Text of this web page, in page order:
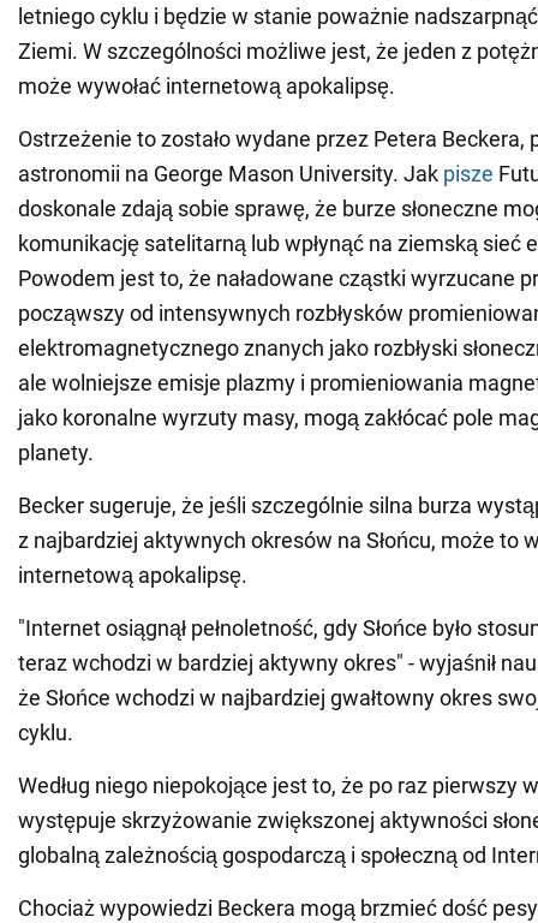
letniego cyklu i będzie w stanie poważnie
Ziemi. W szczególności możliwe jest, że jeden z
może wywołać internetową apokalipsę.
Ostrzeżenie to zostało wydane przez Petera Beckera,
astronomii na George Mason University. Jak pisze
doskonale zdają sobie sprawę, że burze słoneczne
komunikację satelitarną lub wpłynąć na ziemską sieć
Powodem jest to, że naładowane cząstki wyrzucane
począwszy od intensywnych rozbłysków
elektromagnetycznego znanych jako rozbłyski
ale wolniejsze emisje plazmy i promieniowania
jako koronalne wyrzuty masy, mogą zakłócać pole
planety.
Becker sugeruje, że jeśli szczególnie silna burza
z najbardziej aktywnych okresów na Słońcu, może to
internetową apokalipsę.
"Internet osiągnął pełnoletność, gdy Słońce było
teraz wchodzi w bardziej aktywny okres" - wyjaśnił
że Słońce wchodzi w najbardziej gwałtowny okres
cyklu.
Według niego niepokojące jest to, że po raz pierwszy
występuje skrzyżowanie zwiększonej aktywności
globalną zależnością gospodarczą i społeczną od
Chociaż wypowiedzi Beckera mogą brzmieć dość